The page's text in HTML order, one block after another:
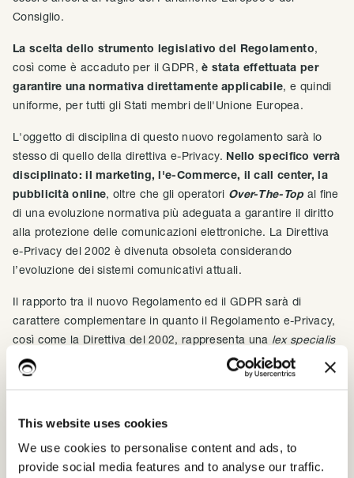
This website uses cookies
We use cookies to personalise content and ads, to
provide social media features and to analyse our traffic.
Consiglio.
La scelta dello strumento legislativo del Regolamento,
così come è accaduto per il GDPR,è stata effettuata per
garantire una normativa direttamente applicabile, e quindi
uniforme, per tutti gli Stati membri dell'Unione Europea.
L'oggetto di disciplina di questo nuovo regolamento sarà lo
stesso di quello della direttiva e-Privacy. Nello specifico verrà
disciplinato: il marketing, l'e-Commerce, il call center, la
pubblicità online, oltre che gli operatori Over-The-Topal fine
di una evoluzione normativa più adeguata a garantire il diritto
alla protezione delle comunicazioni elettroniche. La Direttiva
e-Privacy del 2002 è divenuta obsoleta considerando
l’evoluzione dei sistemi comunicativi attuali.
Il rapporto tra il nuovo Regolamento ed il GDPR sarà di
carattere complementare in quanto il Regolamento e-Privacy,
così come la Direttiva del 2002, rappresenta una lex specialis
del GDPR.
Sul rapporto tra GDPR e futuro Regolamento e-Privacy, il
Il Regolamento e-Privacy
non deve abbassare il livello
di protezione
offerto dall'attuale Direttiva e-Privacy.